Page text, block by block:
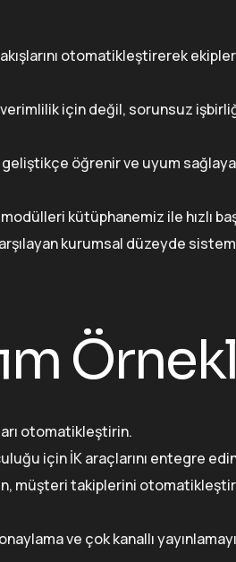
otomatikleştirerek
için değil, sorunsuz
öğrenir ve uyum
kütüphanemiz ile hızlı
kurumsal düzeyde
otomatikleştirin.
için İK araçlarını entegre
müşteri takiplerini
ve çok kanallı